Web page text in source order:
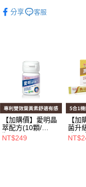
無法說明評估內容。
【注意事項】
1.本服務係由「台灣大哥大股
用戶於交易時，得透過本服務
款買賣價金債權讓與本公司後
2.基於同意付款使用「大哥付
資料（包含姓名、電話或地址
用，由本公司與您本人進行分
3.完整用戶服務條款，請詳閱以
２．便利：只要手機號碼，簡
３．安心：先確認商品／服務
１．於結帳方式選擇「
２．訂單成立數日內，您將收
３．收到繳費通知簡訊後14天
／ATM／網路銀行／等多元
※ 請注意：結帳手續完成當下
絡購買商品的店家。未經商家
先享後付繳納相關費用。
※ 交易是否成功請以「AFTEE
是否繳費成功／繳費後需取消
付客戶支援中心」
https://
信會員帳號後，即可在購物車
元)。
ATM付款
每筆NT$60，滿NT$699(
付款後全家取貨
每筆NT$60，滿NT$699(含
萊爾富取貨付款
每筆NT$60，滿NT$1,000(
分享 客服
【加購價】愛明晶
萃配方(10顆/
瓶)_A000332
NT$249
【加
菌升
味)(6
盒